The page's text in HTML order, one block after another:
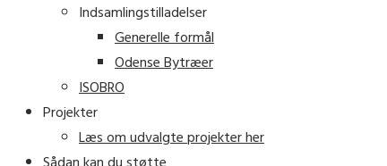
Indsamlingstilladelser
Generelle formål
Odense Bytræer
ISOBRO
Projekter
Læs om udvalgte projekter her